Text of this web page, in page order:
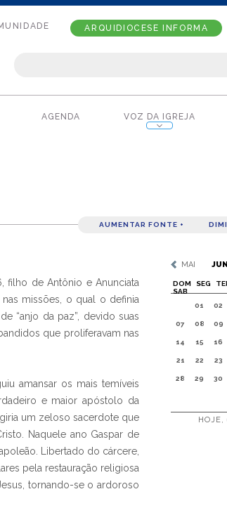
ARQUIDIOCESE INFORMA
AGENDA VOZ DA IGREJA
AUMENTAR FONTE +
MAI
DOM SEG
SAB
01
02
07 08 09
14 15 16
21 22 23
28 29 30
filho de Antônio e Anunciata
missões, o qual o definia
“anjo da paz”, devido suas
que proliferavam nas
amansar os mais temíveis
e maior apóstolo da
um zeloso sacerdote que
Naquele ano Gaspar de
Libertado do cárcere,
pela restauração religiosa
tornando-se o ardoroso